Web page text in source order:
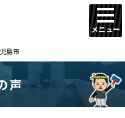
メニュー
島市
声